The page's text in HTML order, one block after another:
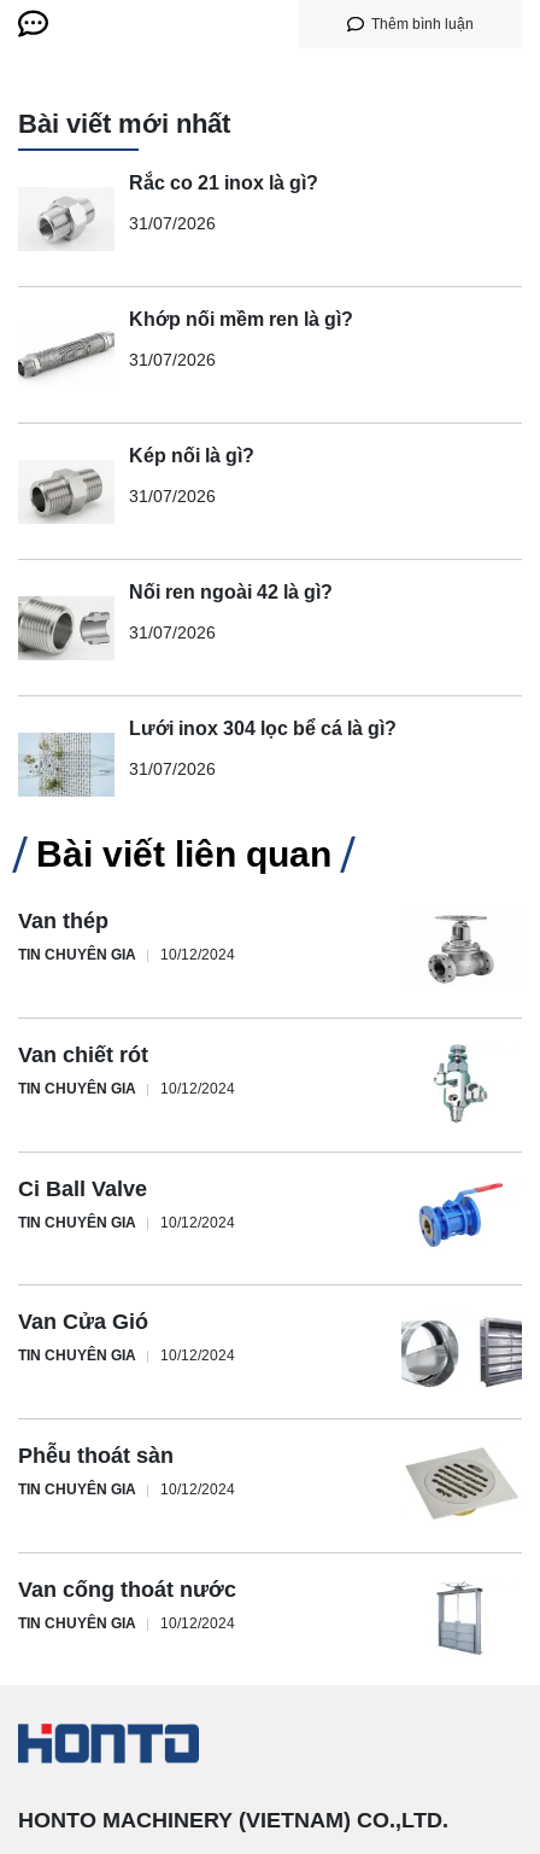
Thêm bình luận
Bài viết mới nhất
Rắc co 21 inox là gì?
31/07/2026
Khớp nối mềm ren là gì?
31/07/2026
Kép nối là gì?
31/07/2026
Nối ren ngoài 42 là gì?
31/07/2026
Lưới inox 304 lọc bể cá là gì?
31/07/2026
Bài viết liên quan
Van thép
TIN CHUYÊN GIA 10/12/2024
Van chiết rót
TIN CHUYÊN GIA 10/12/2024
Ci Ball Valve
TIN CHUYÊN GIA 10/12/2024
Van Cửa Gió
TIN CHUYÊN GIA 10/12/2024
Phễu thoát sàn
TIN CHUYÊN GIA 10/12/2024
Van cống thoát nước
TIN CHUYÊN GIA 10/12/2024
HONTO MACHINERY (VIETNAM) CO.,LTD.